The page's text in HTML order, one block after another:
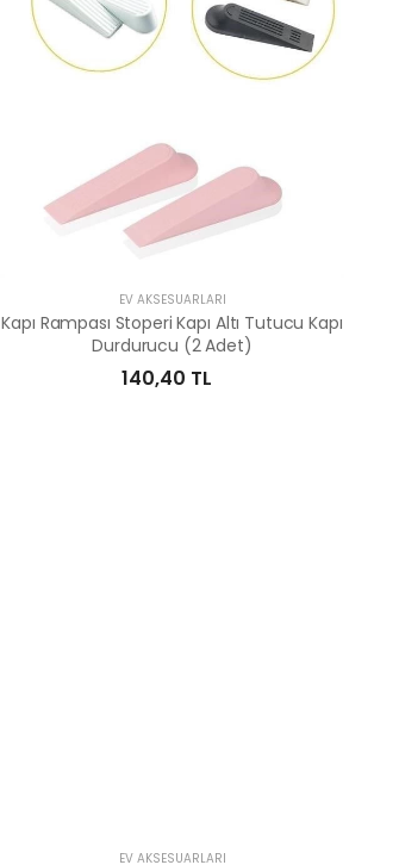
EV AKSESUARLARI
Kapı Rampası Stoperi Kapı Altı Tutucu Kapı
Durdurucu (2 Adet)
140,40 TL
EV AKSESUARLARI